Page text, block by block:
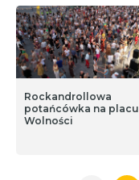
Rockandrollowa
potańcówka na placu
Wolności